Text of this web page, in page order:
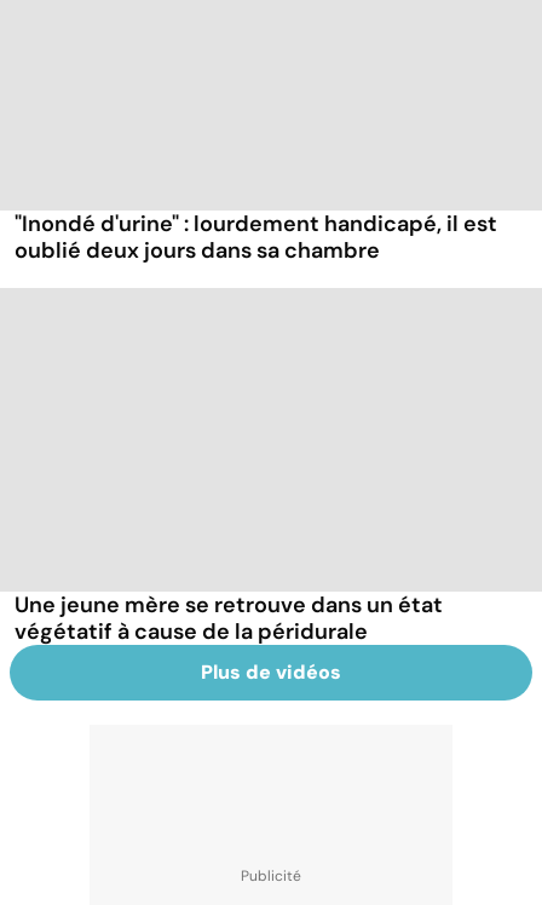
"Inondé d'urine" : lourdement handicapé, il est
oublié deux jours dans sa chambre
Une jeune mère se retrouve dans un état
végétatif à cause de la péridurale
Plus de vidéos